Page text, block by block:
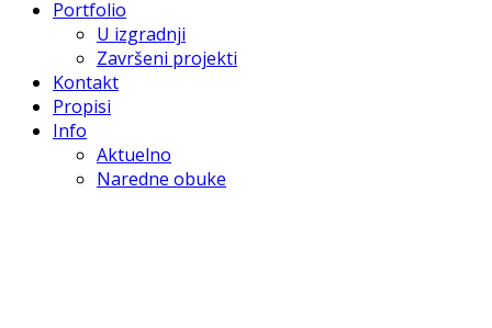
Portfolio
U izgradnji
Završeni projekti
Kontakt
Propisi
Info
Aktuelno
Naredne obuke